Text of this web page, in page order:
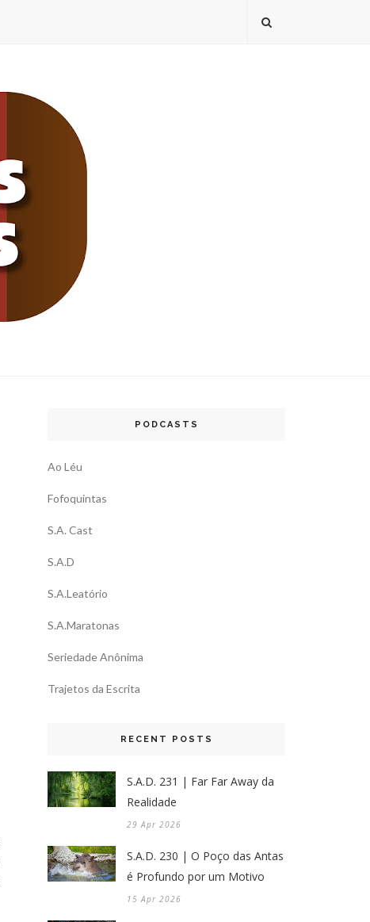
PODCASTS
Ao Léu
Fofoquintas
S.A. Cast
S.A.D
S.A.Leatório
S.A.Maratonas
Seriedade Anônima
Trajetos da Escrita
RECENT POSTS
S.A.D. 231 | Far Far Away da
Realidade
29 Apr 2026
S.A.D. 230 | O Poço das Antas
é Profundo por um Motivo
15 Apr 2026